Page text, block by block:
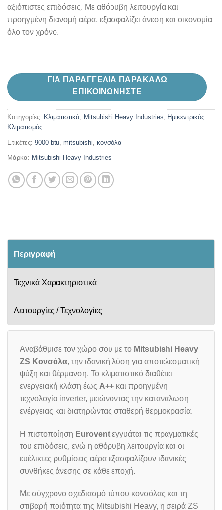
αξιόπιστες επιδόσεις. Με αθόρυβη λειτουργία και
προηγμένη διανομή αέρα, εξασφαλίζει άνεση και οικονομία
όλο τον χρόνο.
ΓΙΑ ΠΑΡΑΓΓΕΛΙΑ ΠΑΡΑΚΑΛΩ
ΕΠΙΚΟΙΝΩΝΗΣΤΕ
Κατηγορίες: Kλιματιστικά Mitsubishi Heavy Industries
Ημικεντρικός
Κλιματισμός
Ετικέτες: 9000 btu mitsubishi κονσόλα
Μάρκα: Mitsubishi Heavy Industries
Περιγραφή
Τεχνικά Χαρακτηριστικά
Λειτουργίες / Τεχνολογίες
Αναβάθμισε τον χώρο σου με το Mitsubishi Heavy
ZS Κονσόλα, την ιδανική λύση για αποτελεσματική
ψύξη και θέρμανση. Το κλιματιστικό διαθέτει
ενεργειακή κλάση έως A++ και προηγμένη
τεχνολογία inverter, μειώνοντας την κατανάλωση
ενέργειας και διατηρώντας σταθερή θερμοκρασία.
Η πιστοποίηση Eurovent εγγυάται τις πραγματικές
του επιδόσεις, ενώ η αθόρυβη λειτουργία και οι
ευέλικτες ρυθμίσεις αέρα εξασφαλίζουν ιδανικές
συνθήκες άνεσης σε κάθε εποχή.
Με σύγχρονο σχεδιασμό τύπου κονσόλας και τη
στιβαρή ποιότητα της Mitsubishi Heavy, η σειρά ZS